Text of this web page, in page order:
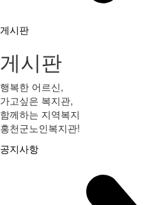
게시판
게시판
행복한 어르신,
가고싶은 복지관,
함께하는 지역복지
홍천군노인복지관!
공지사항